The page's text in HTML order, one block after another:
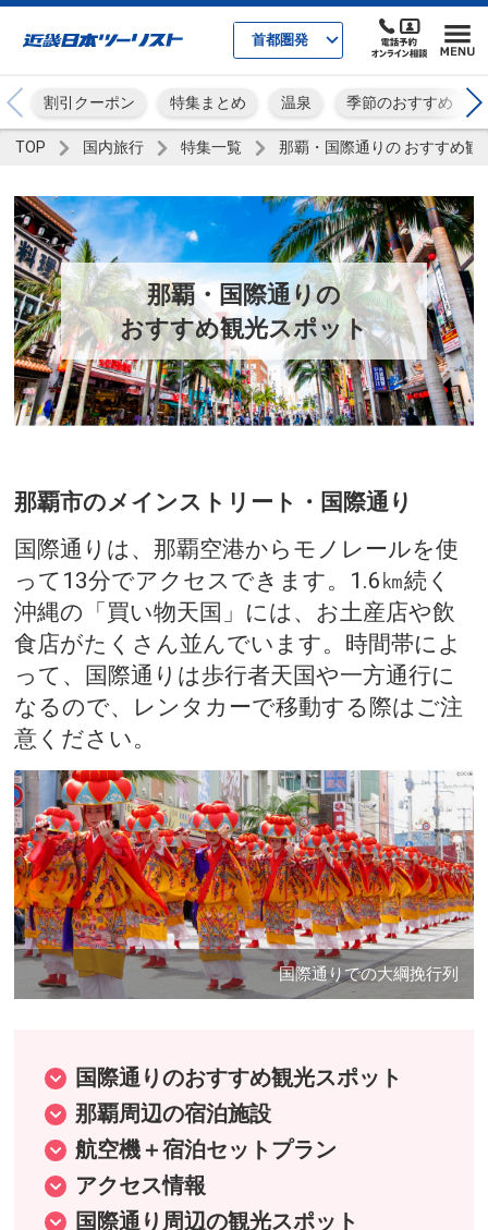
首都圏発
割引クーポン 特集まとめ 温泉 季節のおすすめ
TOP 国内旅行 特集一覧 那覇・国際通りの おすすめ観
那覇・国際通りの
おすすめ観光スポット
那覇市のメインストリート・国際通り
国際通りは、那覇空港からモノレールを使
って13分でアクセスできます。1.6㎞続く
沖縄の「買い物天国」には、お土産店や飲
食店がたくさん並んでいます。時間帯によ
って、国際通りは歩行者天国や一方通行に
なるので、レンタカーで移動する際はご注
意ください。
国際通りでの大綱挽行列
国際通りのおすすめ観光スポット
那覇周辺の宿泊施設
航空機＋宿泊セットプラン
アクセス情報
国際通り周辺の観光スポット